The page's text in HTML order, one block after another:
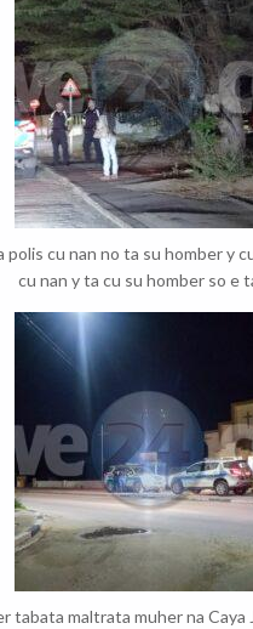
polis cu nan no ta su homber y
cu nan y ta cu su homber so e
tabata maltrata muher na Caya